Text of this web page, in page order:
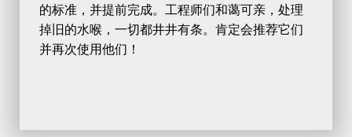
的标准 ， 并提前完成。工程师们和蔼可亲 ， 处理
掉 旧 的水喉，一切都井井有条。肯定会推荐它们
并再次使用他们 ！